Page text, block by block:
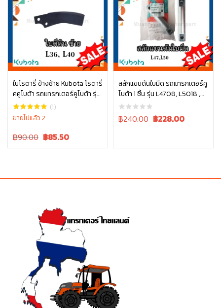
ใบโรตารี่ ข้างซ้าย Kubota โรตารี่
คคูโบต้า รถแทรกเตอร์คูโบต้า รุ่น
L3608 L4018 W9516-54163
(1)
ขายไปแล้ว 2
Original
฿90.00 Current
฿85.50
หยิบใส่ตะกร้า
สลักแขนดันใบมีด รถแทรกเตอร์คู
โบต้า 1 ชิ้น รุ่น L4708, L5018 ,
W9558-52102
Original
฿240.00 Current
฿228.00
หยิบใส่ตะกร้า